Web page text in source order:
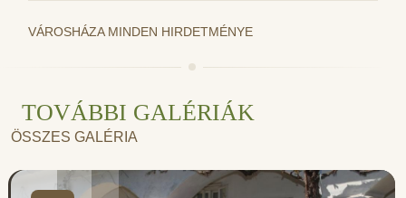
VÁROSHÁZA MINDEN HIRDETMÉNYE
TOVÁBBI GALÉRIÁK
ÖSSZES GALÉRIA